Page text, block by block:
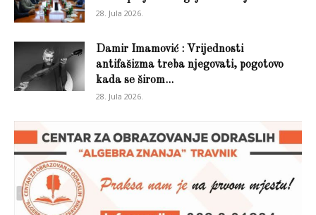
28. Jula 2026.
Damir Imamović : Vrijednosti
antifašizma treba njegovati, pogotovo
kada se širom...
28. Jula 2026.